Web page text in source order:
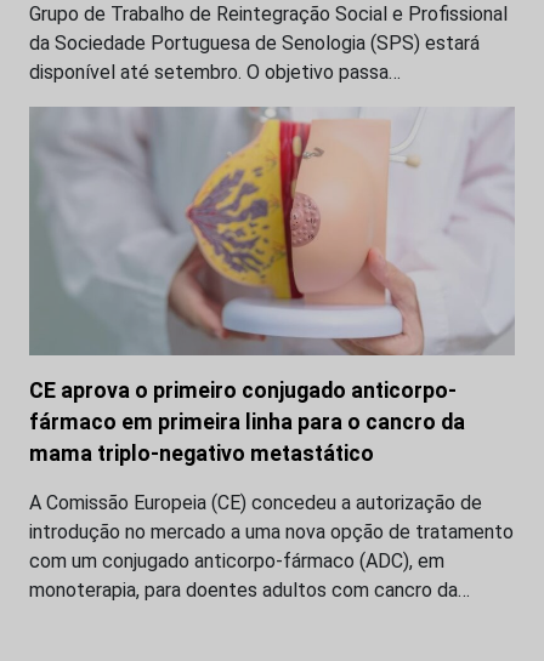
Grupo de Trabalho de Reintegração Social e Profissional
da Sociedade Portuguesa de Senologia (SPS) estará
disponível até setembro. O objetivo passa…
CE aprova o primeiro conjugado anticorpo-
fármaco em primeira linha para o cancro da
mama triplo-negativo metastático
A Comissão Europeia (CE) concedeu a autorização de
introdução no mercado a uma nova opção de tratamento
com um conjugado anticorpo-fármaco (ADC), em
monoterapia, para doentes adultos com cancro da…